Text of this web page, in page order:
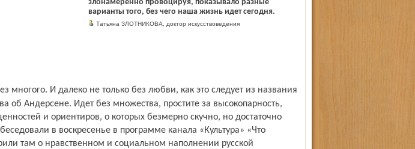
злонамеренно провоцируя, показывало разные
варианты того, без чего наша жизнь идет сегодня.
Татьяна ЗЛОТНИКОВА, доктор искусствоведения
об Андерсене. Идет без множества, простите за высокопарность,
и ориентиров, о которых безмерно скучно, но достаточно
в воскресенье в программе канала «Культура» «Что
там о нравственном и социальном наполнении русской